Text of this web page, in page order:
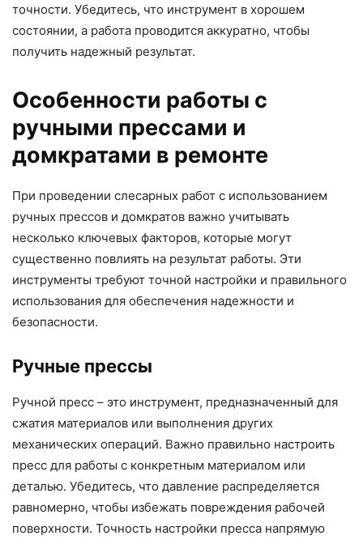
точности. Убедитесь, что инструмент в хорошем
состоянии, а работа проводится аккуратно, чтобы
получить надежный результат.
Особенности работы с
ручными прессами и
домкратами в ремонте
При проведении слесарных работ с использованием
ручных прессов и домкратов важно учитывать
несколько ключевых факторов, которые могут
существенно повлиять на результат работы. Эти
инструменты требуют точной настройки и правильного
использования для обеспечения надежности и
безопасности.
Ручные прессы
Ручной пресс – это инструмент, предназначенный для
сжатия материалов или выполнения других
механических операций. Важно правильно настроить
пресс для работы с конкретным материалом или
деталью. Убедитесь, что давление распределяется
равномерно, чтобы избежать повреждения рабочей
поверхности. Точность настройки пресса напрямую